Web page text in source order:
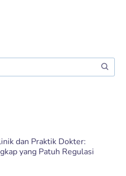
dan Praktik Dokter:
yang Patuh Regulasi